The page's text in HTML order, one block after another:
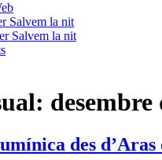
Salvem la nit
Salvem la nit
desembre
des d’Aras